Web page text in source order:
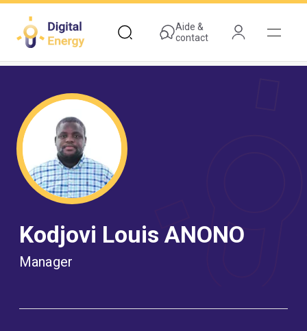
contenu
principal
Aide &
contact
Kodjovi Louis ANONO
Manager